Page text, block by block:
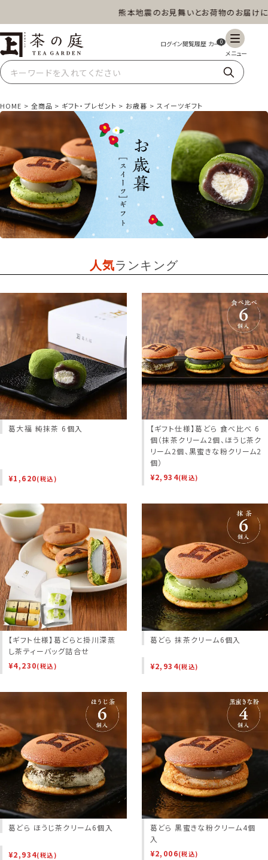
熊本地震のお見舞いとお荷物のお届けについて
茶の庭オンラインショップ 0
ギフト 特上高級茶 深蒸し茶 水出し茶
スイーツ 雑貨 業務用 商品一覧
HOME 全商品 ギフト・プレゼント お歳暮 スイーツギフト
人気ランキング
葛大福 純抹茶 6個入
¥1,620(税込)
【ギフト仕様】葛どら 食べ比べ 6
個（抹茶クリーム2個、ほうじ茶ク
リーム2個、黒蜜きな粉クリーム2
個）
¥2,934(税込)
【ギフト仕様】葛どらと掛川深蒸
し茶ティーバッグ詰合せ
¥4,230(税込)
葛どら 抹茶クリーム6個入
¥2,934(税込)
葛どら ほうじ茶クリーム6個入
¥2,934(税込)
葛どら 黒蜜きな粉クリーム4個
入
¥2,006(税込)